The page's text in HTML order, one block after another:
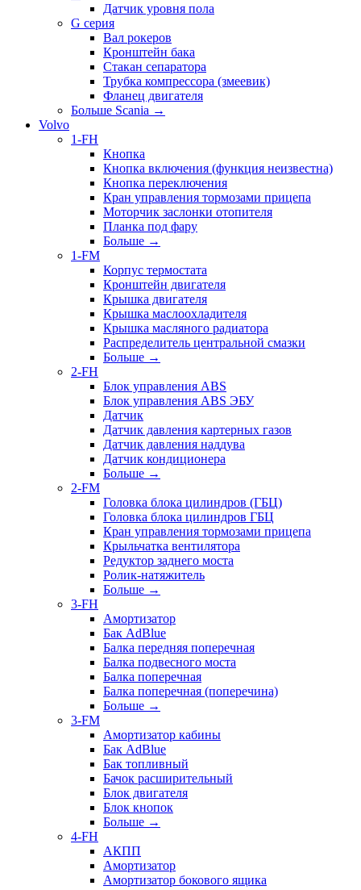
Датчик уровня пола
G серия
Вал рокеров
Кронштейн бака
Стакан сепаратора
Трубка компрессора (змеевик)
Фланец двигателя
Больше Scania →
Volvo
1-FH
Кнопка
Кнопка включения (функция неизвестна)
Кнопка переключения
Кран управления тормозами прицепа
Моторчик заслонки отопителя
Планка под фару
Больше →
1-FM
Корпус термостата
Кронштейн двигателя
Крышка двигателя
Крышка маслоохладителя
Крышка масляного радиатора
Распределитель центральной смазки
Больше →
2-FH
Блок управления ABS
Блок управления ABS ЭБУ
Датчик
Датчик давления картерных газов
Датчик давления наддува
Датчик кондиционера
Больше →
2-FM
Головка блока цилиндров (ГБЦ)
Головка блока цилиндров ГБЦ
Кран управления тормозами прицепа
Крыльчатка вентилятора
Редуктор заднего моста
Ролик-натяжитель
Больше →
3-FH
Амортизатор
Бак AdBlue
Балка передняя поперечная
Балка подвесного моста
Балка поперечная
Балка поперечная (поперечина)
Больше →
3-FM
Амортизатор кабины
Бак AdBlue
Бак топливный
Бачок расширительный
Блок двигателя
Блок кнопок
Больше →
4-FH
АКПП
Амортизатор
Амортизатор бокового ящика